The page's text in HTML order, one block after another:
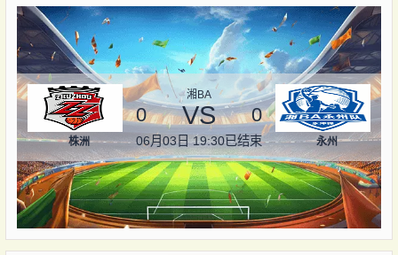
闻
株洲
湘BA
0 VS 0
06月03日 19:30已结束 永州